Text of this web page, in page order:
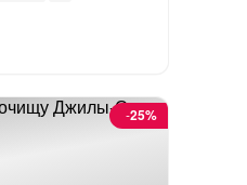
-25%